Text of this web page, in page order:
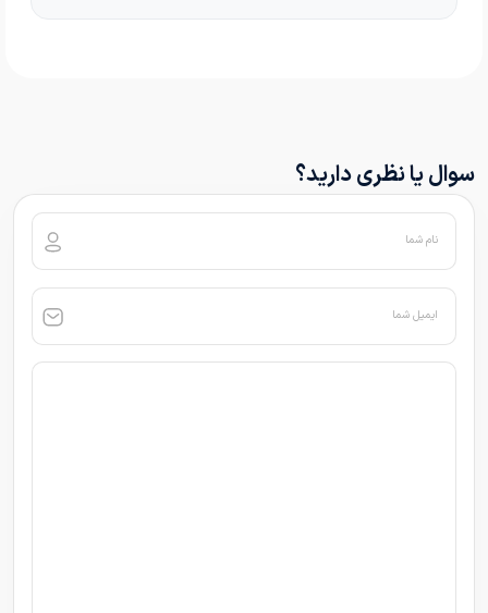
سوال یا نظری دارید؟
نام شما
ایمیل شما